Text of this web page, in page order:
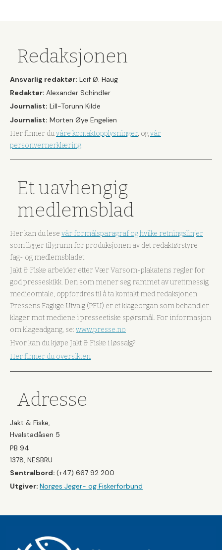
Redaksjonen
Ansvarlig redaktør: Leif Ø. Haug
Redaktør: Alexander Schindler
Journalist: Lill-Torunn Kilde
Journalist: Morten Øye Engelien
Her finner duvåre kontaktopplysninger, ogvår
personvernerklæring.
Et uavhengig
medlemsblad
Her kan du lese vår formålsparagraf og hvilke retningslinjer
som ligger til grunn for produksjonen av det redaktørstyre
fag- og medlemsbladet.
Jakt & Fiske arbeider etter Vær Varsom-plakatens regler for
god presseskikk. Den som mener seg rammet av urettmessig
medieomtale, oppfordres til å ta kontakt med redaksjonen.
Pressens Faglige Utvalg (PFU) er et klageorgan som behandler
klager mot mediene i presseetiske spørsmål. For informasjon
om klageadgang, se: www.presse.no
Hvor kan du kjøpe Jakt & Fiske i løssalg?
Her finner du oversikten
Adresse
Jakt & Fiske,
Hvalstadåsen 5
PB 94
1378, NESBRU
Sentralbord: (+47) 667 92 200
Utgiver: Norges Jeger- og Fiskerforbund